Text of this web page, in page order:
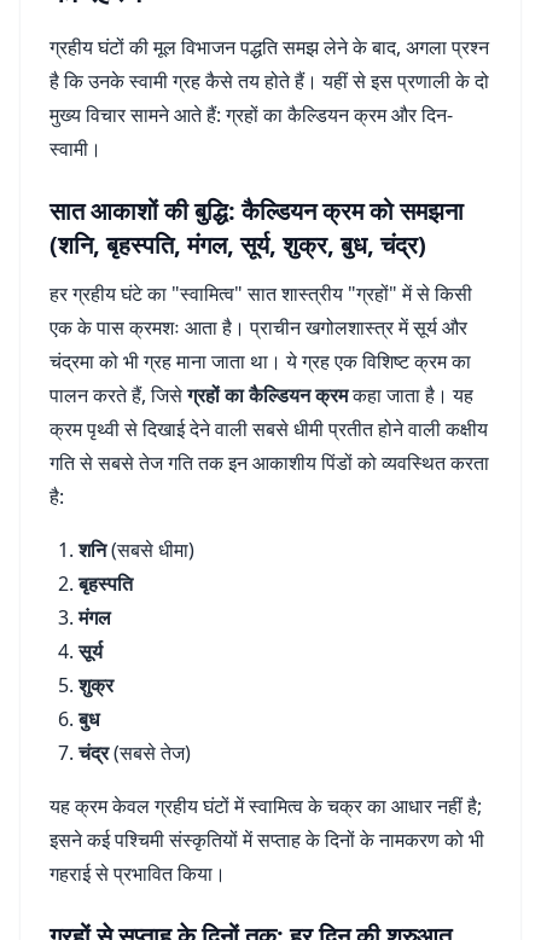
ग्रहीय घंटों की मूल विभाजन पद्धति समझ लेने के बाद, अगला प्रश्न
है कि उनके स्वामी ग्रह कैसे तय होते हैं। यहीं से इस प्रणाली के दो
मुख्य विचार सामने आते हैं: ग्रहों का कैल्डियन क्रम और दिन-
स्वामी।
सात आकाशों की बुद्धि: कैल्डियन क्रम को समझना
(शनि, बृहस्पति, मंगल, सूर्य, शुक्र, बुध, चंद्र)
हर ग्रहीय घंटे का "स्वामित्व" सात शास्त्रीय "ग्रहों" में से किसी
एक के पास क्रमशः आता है। प्राचीन खगोलशास्त्र में सूर्य और
चंद्रमा को भी ग्रह माना जाता था। ये ग्रह एक विशिष्ट क्रम का
पालन करते हैं, जिसेग्रहों का कैल्डियन क्रमकहा जाता है। यह
क्रम पृथ्वी से दिखाई देने वाली सबसे धीमी प्रतीत होने वाली कक्षीय
गति से सबसे तेज गति तक इन आकाशीय पिंडों को व्यवस्थित करता
है:
शनि(सबसे धीमा)
बृहस्पति
मंगल
सूर्य
शुक्र
बुध
चंद्र(सबसे तेज)
यह क्रम केवल ग्रहीय घंटों में स्वामित्व के चक्र का आधार नहीं है;
इसने कई पश्चिमी संस्कृतियों में सप्ताह के दिनों के नामकरण को भी
गहराई से प्रभावित किया।